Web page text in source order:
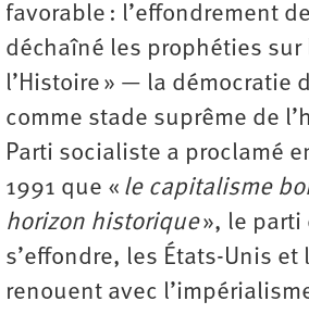
favorable : l’effondrement de
déchaîné les prophéties sur
l’Histoire » — la démocratie
comme stade suprême de
Parti socialiste a proclamé
1991 que « le capitalisme
horizon historique», le parti
s’effondre, les États-Unis et
renouent avec